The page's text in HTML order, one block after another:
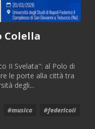
Colella
II Svelata": al Polo di
le porte alla città tra
degli...
#musica #federicoii